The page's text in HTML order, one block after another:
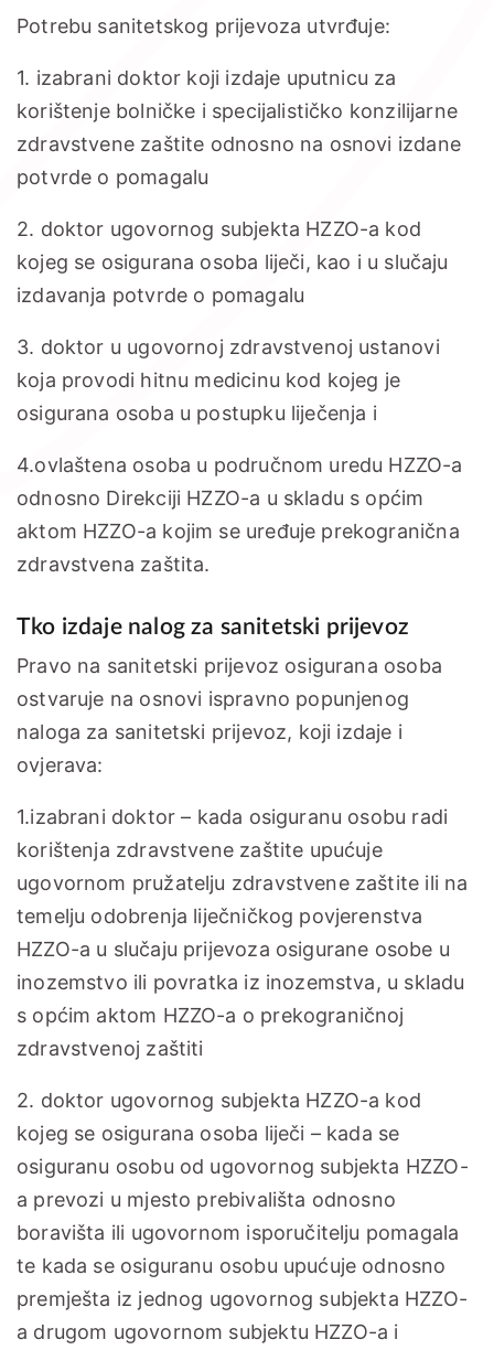
Potrebu sanitetskog prijevoza utvrđuje:
1. izabrani doktor koji izdaje uputnicu za
korištenje bolničke i specijalističko konzilijarne
zdravstvene zaštite odnosno na osnovi izdane
potvrde o pomagalu
2. doktor ugovornog subjekta HZZO-a kod
kojeg se osigurana osoba liječi, kao i u slučaju
izdavanja potvrde o pomagalu
3. doktor u ugovornoj zdravstvenoj ustanovi
koja provodi hitnu medicinu kod kojeg je
osigurana osoba u postupku liječenja i
4.ovlaštena osoba u područnom uredu HZZO-a
odnosno Direkciji HZZO-a u skladu s općim
aktom HZZO-a kojim se uređuje prekogranična
zdravstvena zaštita.
Tko izdaje nalog za sanitetski prijevoz
Pravo na sanitetski prijevoz osigurana osoba
ostvaruje na osnovi ispravno popunjenog
naloga za sanitetski prijevoz, koji izdaje i
ovjerava:
1.izabrani doktor – kada osiguranu osobu radi
korištenja zdravstvene zaštite upućuje
ugovornom pružatelju zdravstvene zaštite ili na
temelju odobrenja liječničkog povjerenstva
HZZO-a u slučaju prijevoza osigurane osobe u
inozemstvo ili povratka iz inozemstva, u skladu
s općim aktom HZZO-a o prekograničnoj
zdravstvenoj zaštiti
2. doktor ugovornog subjekta HZZO-a kod
kojeg se osigurana osoba liječi – kada se
osiguranu osobu od ugovornog subjekta HZZO-
a prevozi u mjesto prebivališta odnosno
boravišta ili ugovornom isporučitelju pomagala
te kada se osiguranu osobu upućuje odnosno
premješta iz jednog ugovornog subjekta HZZO-
a drugom ugovornom subjektu HZZO-a i